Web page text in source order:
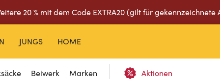
20 % mit dem Code EXTRA20 (gilt für
Beiwerk Marken Aktionen
JUNGS HOME